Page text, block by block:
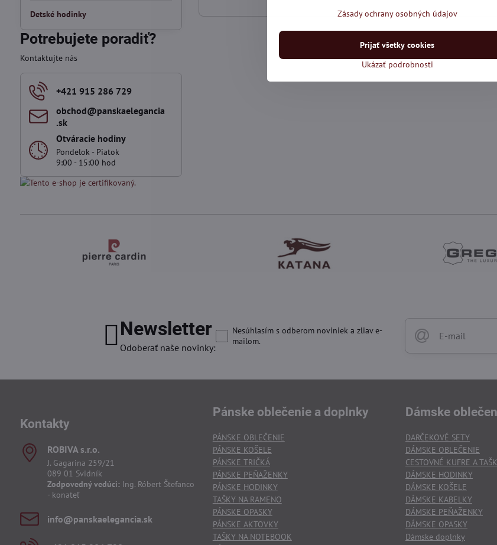
Detské hodinky
Potrebujete poradiť?
Kontaktujte nás
+421 915 286 729
obchod​@panskaelegancia​
.sk
Otváracie hodiny
Pondelok - Piatok
9:00 - 15:00 hod
Newsletter
Odoberať naše novinky:
Nesúhlasím s odberom noviniek a zliav e-
mailom.
Kontakty
ROBIVA s​.r​.o​.
J. Gagarina 259/21
089 01 Svidník
Zodpovedný vedúci: Ing. Róbert Štefanco
- konateľ
info​@panskaelegancia​.sk
Pánske oblečenie a doplnky
PÁNSKE OBLEČENIE
PÁNSKE KOŠELE
PÁNSKE TRIČKÁ
PÁNSKE PEŇAŽENKY
PÁNSKE HODINKY
TAŠKY NA RAMENO
PÁNSKE OPASKY
PÁNSKE AKTOVKY
TAŠKY NA NOTEBOOK
Dámske
DARČEKOVÉ SETY
DÁMSKE OBLEČENIE
CESTOVNÉ KUFRE A
DÁMSKE HODINKY
DÁMSKE KOŠELE
DÁMSKE KABELKY
DÁMSKE PEŇAŽENKY
DÁMSKE OPASKY
Dámske doplnky
Zásady ochrany osobných údajov
Ukázať podrobnosti
Prijať všetky cookies